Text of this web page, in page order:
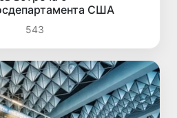
США
543